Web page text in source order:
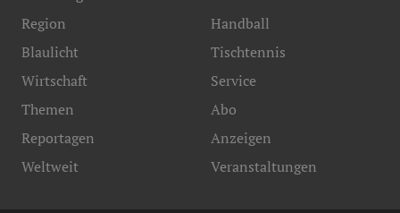
Region
Blaulicht
Handball
Tischtennis
Wirtschaft
Themen
Reportagen
Weltweit
Service
Abo
Anzeigen
Veranstaltungen